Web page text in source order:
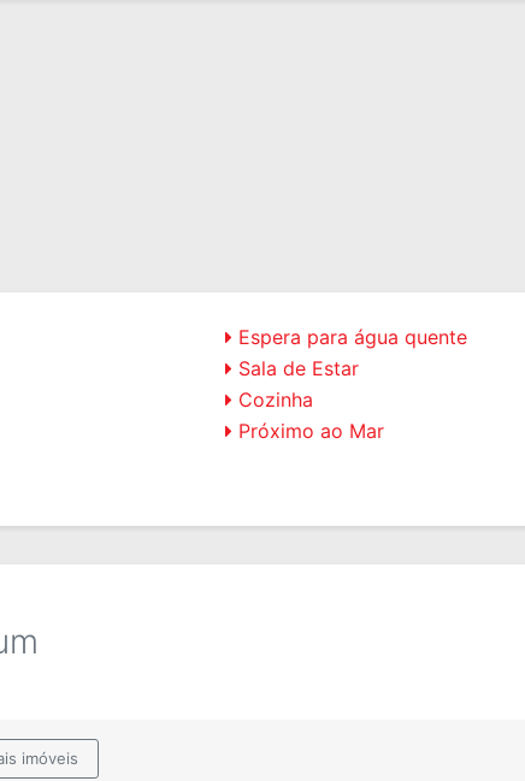
Espera para água quente
Sala de Estar
Cozinha
Próximo ao Mar
imóveis